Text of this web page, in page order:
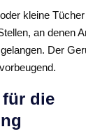
kleine
an denen
Der
die